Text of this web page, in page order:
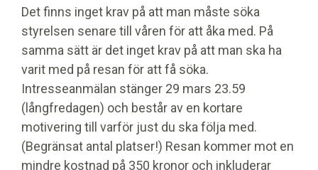
Det finns inget krav på att man måste söka
styrelsen senare till våren för att åka med. På
samma sätt är det inget krav på att man ska ha
varit med på resan för att få söka.
Intresseanmälan stänger 29 mars 23.59
(långfredagen) och består av en kortare
motivering till varför just du ska följa med.
(Begränsat antal platser!) Resan kommer mot en
mindre kostnad på 350 kronor och inkluderar